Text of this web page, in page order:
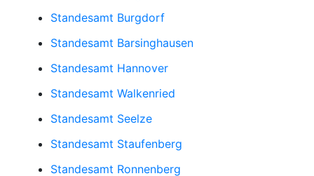
Standesamt Burgdorf
Standesamt Barsinghausen
Standesamt Hannover
Standesamt Walkenried
Standesamt Seelze
Standesamt Staufenberg
Standesamt Ronnenberg